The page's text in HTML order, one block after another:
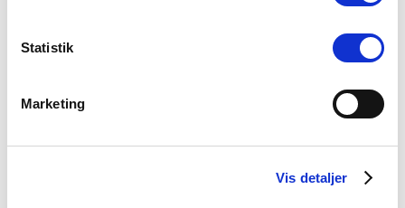
Statistik
Marketing
Vis detaljer
Arbejdsmiljø